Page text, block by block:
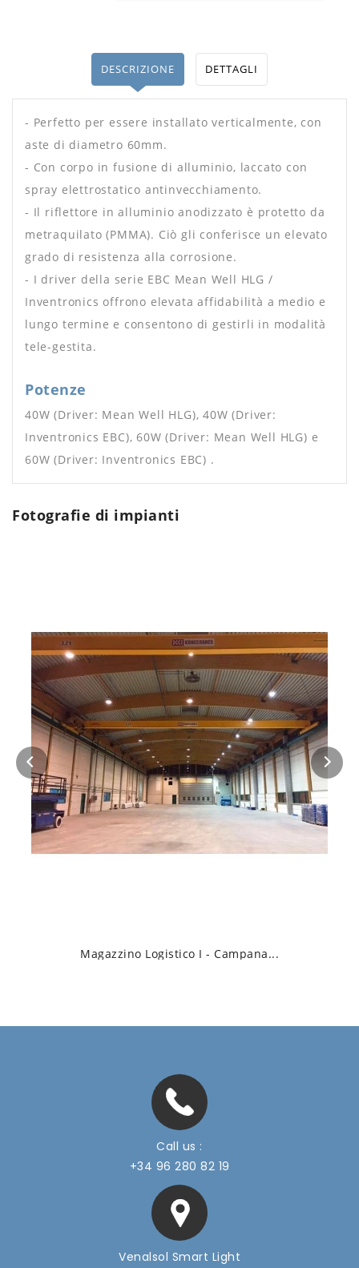
DESCRIZIONE DETTAGLI
- Perfetto per essere installato verticalmente, con
aste di diametro 60mm.
- Con corpo in fusione di alluminio, laccato con
spray elettrostatico antinvecchiamento.
- Il riflettore in alluminio anodizzato è protetto da
metraquilato (PMMA). Ciò gli conferisce un elevato
grado di resistenza alla corrosione.
- I driver della serie EBC Mean Well HLG /
Inventronics offrono elevata affidabilità a medio e
lungo termine e consentono di gestirli in modalità
tele-gestita.
Potenze
40W (Driver: Mean Well HLG), 40W (Driver:
Inventronics EBC), 60W (Driver: Mean Well HLG) e
60W (Driver: Inventronics EBC) .
Fotografie di impianti
Magazzino Logistico I - Campana...
Call us :
+34 96 280 82 19
Venalsol Smart Light